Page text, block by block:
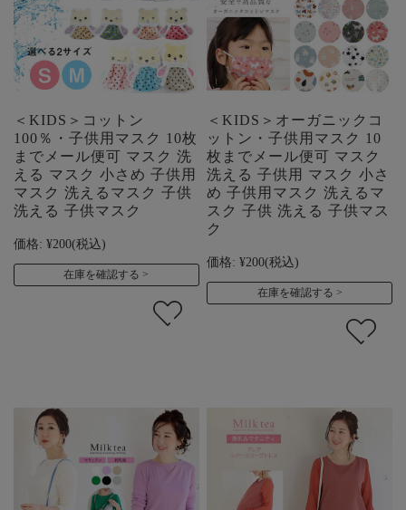
＜KIDS＞コットン
100％・子供用マスク 10枚
までメール便可 マスク 洗
える マスク 小さめ 子供用
マスク 洗えるマスク 子供
洗える 子供マスク
価格: ¥200(税込)
在庫を確認する
＜KIDS＞オーガニックコ
ットン・子供用マスク 10
枚までメール便可 マスク
洗える 子供用 マスク 小さ
め 子供用マスク 洗えるマ
スク 子供 洗える 子供マス
ク
価格: ¥200(税込)
在庫を確認する